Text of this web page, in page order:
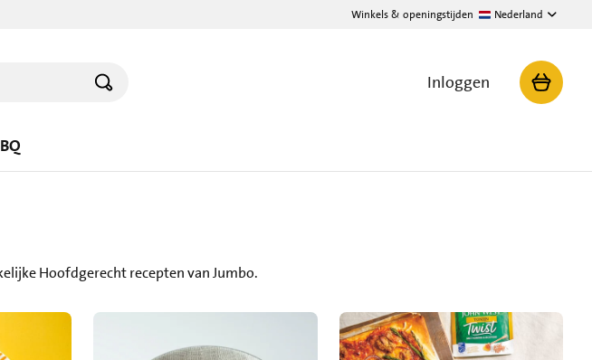
Winkels & openingstijden Nederland
Inloggen
Hoofdgerecht recepten van Jumbo.